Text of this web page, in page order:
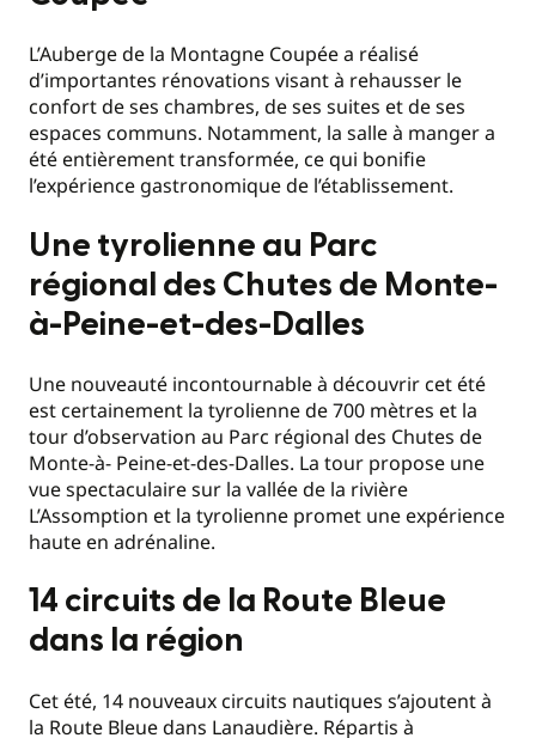
L’Auberge de la Montagne Coupée a réalisé
d’importantes rénovations visant à rehausser le
confort de ses chambres, de ses suites et de ses
espaces communs. Notamment, la salle à manger a
été entièrement transformée, ce qui bonifie
l’expérience gastronomique de l’établissement.
Une tyrolienne au Parc
régional des Chutes de Monte-
à-Peine-et-des-Dalles
Une nouveauté incontournable à découvrir cet été
est certainement la tyrolienne de 700 mètres et la
tour d’observation au Parc régional des Chutes de
Monte-à- Peine-et-des-Dalles. La tour propose une
vue spectaculaire sur la vallée de la rivière
L’Assomption et la tyrolienne promet une expérience
haute en adrénaline.
14 circuits de la Route Bleue
dans la région
Cet été, 14 nouveaux circuits nautiques s’ajoutent à
la Route Bleue dans Lanaudière. Répartis à